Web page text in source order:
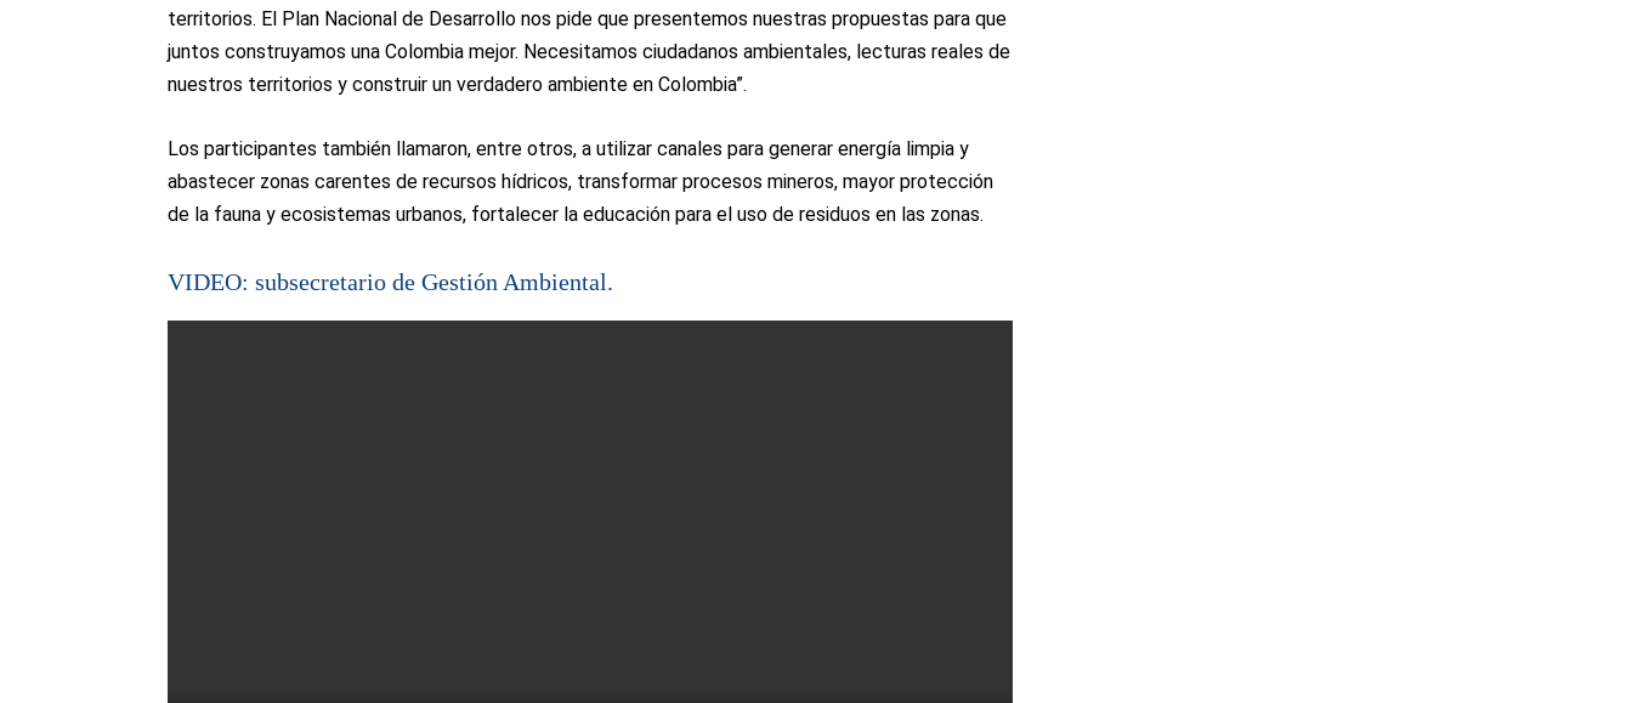
territorios. El Plan Nacional de Desarrollo nos pide que presentemos nuestras propuestas para que
juntos construyamos una Colombia mejor. Necesitamos ciudadanos ambientales, lecturas reales de
nuestros territorios y construir un verdadero ambiente en Colombia”.
Los participantes también llamaron, entre otros, a utilizar canales para generar energía limpia y
abastecer zonas carentes de recursos hídricos, transformar procesos mineros, mayor protección
de la fauna y ecosistemas urbanos, fortalecer la educación para el uso de residuos en las zonas.
VIDEO: subsecretario de Gestión Ambiental.